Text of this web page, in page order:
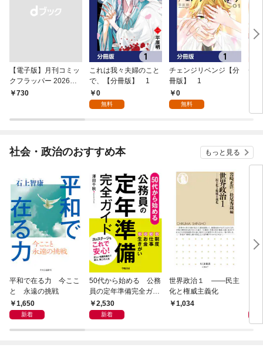
【電子版】月刊コミッ
クフラッパー 2026年9
月号
￥730
これは我々夫婦のこと
で、【分冊版】 1
0
無料
チェンジリベンジ【分
冊版】 1
0
無料
チ
社会・政治のおすすめ本 もっと見る
平和で在る力 今ここ
と 永遠の挑戦
1,650
新着
50代から始める 公務
員の定年準備完全ガイ
ド2,530
新着
世界政治１ ――民主
化と権威主義化
1,034